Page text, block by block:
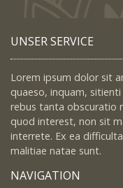
UNSER SERVICE
Lorem ipsum dolor sit
quaeso, inquam,
rebus tanta obscuratio
quod interest, non sit
interrete. Ex ea
malitiae natae sunt.
NAVIGATION